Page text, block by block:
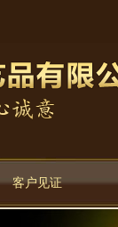
客户见证